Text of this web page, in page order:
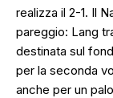
realizza il 2-1. Il
pareggio: Lang
destinata sul
per la seconda
anche per un